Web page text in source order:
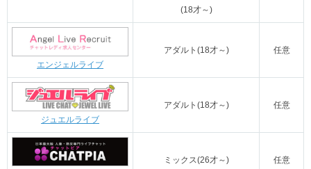
待遇・環境
・メール、テレフォンレディで登録OK
・バーチャルライブチャット対応
・通勤、在宅ともに報酬率30％
・即日払い可能
・未経験者大歓迎
・経験者大歓迎
(18才～)
エンジェルライブ
アダルト(18才～) 任意
ジュエルライブ
アダルト (18才～) 任意
ミックス(26才～) 任意